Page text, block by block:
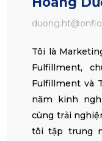
Tôi là
Fulfillment,
Fulfillment và
năm kinh
cùng trải
tôi tập trung